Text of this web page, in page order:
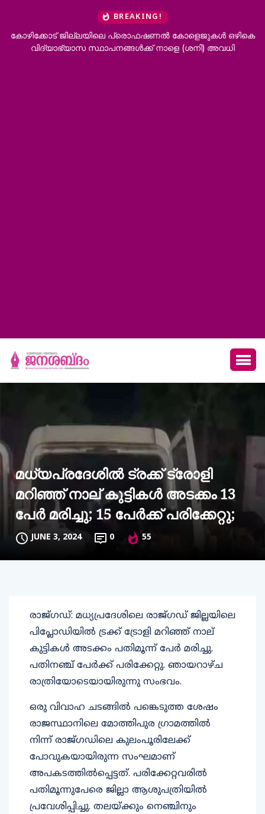
BREAKING!
കോഴിക്കോട് ജില്ലയിലെ പ്രൊഫഷണൽ കോളെജുകൾ ഒഴികെ
വിദ്യാഭ്യാസ സ്ഥാപനങ്ങൾക്ക് നാളെ (ശനി) അവധി
മധ്യപ്രദേശില്‍ ട്രക്ക് ട്രോളി
മറിഞ്ഞ് നാല് കുട്ടികള്‍ അടക്കം 13
പേര്‍ മരിച്ചു; 15 പേര്‍ക്ക് പരിക്കേറ്റു;
JUNE 3, 2024 0 55
രാജ്ഗഡ്: മധ്യപ്രദേശിലെ രാജ്ഗഡ് ജില്ലയിലെ
പിപ്ലോഡിയില്‍ ട്രക്ക് ട്രോളി മറിഞ്ഞ് നാല്
കുട്ടികള്‍ അടക്കം പതിമൂന്ന് പേര്‍ മരിച്ചു.
പതിനഞ്ച് പേര്‍ക്ക് പരിക്കേറ്റു. ഞായറാഴ്ച
രാത്രിയോടെയായിരുന്നു സംഭവം.
ഒരു വിവാഹ ചടങ്ങില്‍ പങ്കെടുത്ത ശേഷം
രാജസ്ഥാനിലെ മോത്തിപുര ഗ്രാമത്തില്‍
നിന്ന് രാജ്ഗഡിലെ കുലംപൂരിലേക്ക്
പോവുകയായിരുന്ന സംഘമാണ്
അപകടത്തില്‍പ്പെട്ടത്. പരിക്കേറ്റവരില്‍
പതിമൂന്നുപേരെ ജില്ലാ ആശുപത്രിയില്‍
പ്രവേശിപ്പിച്ചു. തലയ്ക്കും നെഞ്ചിനും